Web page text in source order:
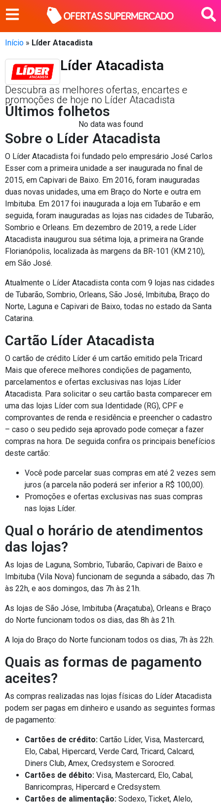
Início » Líder Atacadista
Líder Atacadista
Descubra as melhores ofertas, encartes e
promoções de hoje no Líder Atacadista
Últimos folhetos
No data was found
Sobre o Líder Atacadista
O Líder Atacadista foi fundado pelo empresário José Carlos
Esser com a primeira unidade a ser inaugurada no final de
2015, em Capivari de Baixo. Em 2016, foram inauguradas
duas novas unidades, uma em Braço do Norte e outra em
Imbituba. Em 2017 foi inaugurada a loja em Tubarão e em
seguida, foram inauguradas as lojas nas cidades de Tubarão,
Sombrio e Orleans. Em dezembro de 2019, a rede Líder
Atacadista inaugurou sua sétima loja, a primeira na Grande
Florianópolis, localizada às margens da BR-101 (KM 210),
em São José.
Atualmente o Líder Atacadista conta com 9 lojas nas cidades
de Tubarão, Sombrio, Orleans, São José, Imbituba, Braço do
Norte, Laguna e Capivari de Baixo, todas no estado da Santa
Catarina.
Cartão Líder Atacadista
O cartão de crédito Líder é um cartão emitido pela Tricard
Mais que oferece melhores condições de pagamento,
parcelamentos e ofertas exclusivas nas lojas Líder
Atacadista. Para solicitar o seu cartão basta comparecer em
uma das lojas Líder com sua Identidade (RG), CPF e
comprovantes de renda e residência e preencher o cadastro
– caso o seu pedido seja aprovado pode começar a fazer
compras na hora. De seguida confira os principais benefícios
deste cartão:
Você pode parcelar suas compras em até 2 vezes sem
juros (a parcela não poderá ser inferior a R$ 100,00).
Promoções e ofertas exclusivas nas suas compras
nas lojas Líder.
Qual o horário de atendimentos
das lojas?
As lojas de Laguna, Sombrio, Tubarão, Capivari de Baixo e
Imbituba (Vila Nova) funcionam de segunda a sábado, das 7h
às 22h, e aos domingos, das 7h às 21h.
As lojas de São Jóse, Imbituba (Araçatuba), Orleans e Braço
do Norte funcionam todos os dias, das 8h às 21h.
A loja do Braço do Norte funcionam todos os dias, 7h às 22h.
Quais as formas de pagamento
aceites?
As compras realizadas nas lojas físicas do Líder Atacadista
podem ser pagas em dinheiro e usando as seguintes formas
de pagamento:
Cartões de crédito: Cartão Líder, Visa, Mastercard,
Elo, Cabal, Hipercard, Verde Card, Tricard, Calcard,
Diners Club, Amex, Credsystem e Sorocred.
Cartões de débito: Visa, Mastercard, Elo, Cabal,
Banricompras, Hipercard e Credsystem.
Cartões de alimentação: Sodexo, Ticket, Alelo,